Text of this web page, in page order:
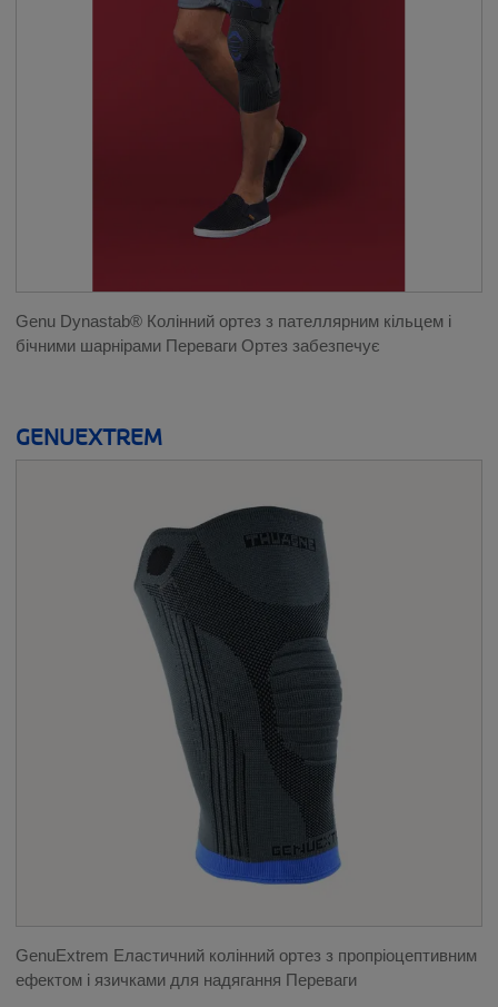
Genu Dynastab® Колінний ортез з пателлярним кільцем і
бічними шарнірами Переваги Ортез забезпечує
GENUEXTREM
GenuExtrem Еластичний колінний ортез з пропріоцептивним
ефектом і язичками для надягання Переваги